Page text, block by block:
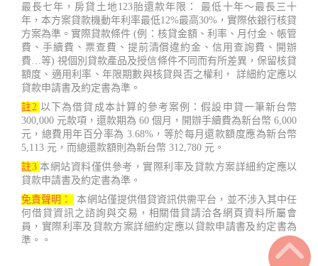
最長七年，房貸土地123胎還款年限： 最低十年～最長三十
年，本方案貸款機動年利率最低12%最高30%，實際依銀行核貸
方案為準。實際貸款條件 (例：核貸金額、利率、月付金、帳管
費、手續費、票查費、提前清償違約金、信用查詢費、開辦
費…等) 視個別貸款產品及授信條件不同而有所差異，保留核貸
額度、適用利率、年限期數與核貸與否之權利， 詳細約定應以
貸款申請書及約定書為準。
註2 以下為借貸成本計算的參考案例：假設申貸一筆新台幣
300,000 元款項，還款期為 60 個月，開辦手續費為新台幣 6,000
元，總費用年百分率為 3.68%，等於每月還款額度應為新台幣
5,113 元，而總還款額則為新台幣 312,780 元。
註3 本網站資料僅供參考，實際利率及貸款方案詳細約定應以
貸款申請書及約定書為準。
免責聲明：
本網站僅提供借貸資訊供需平台，並不涉入其中任
何借貸資訊之諮詢與交易，相關借貸請洽各網頁資料所屬會
員，實際利率及貸款方案詳細約定應以貸款申請書及約定書為
準。。